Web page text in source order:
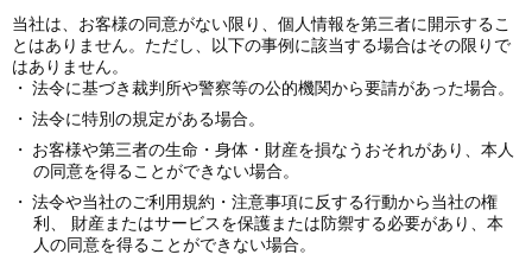
当社は、お客様の同意がない限り、個人情報を第三者に開示するこ
とはありません。ただし、以下の事例に該当する場合はその限りで
はありません。
法令に基づき裁判所や警察等の公的機関から要請があった場合。
法令に特別の規定がある場合。
お客様や第三者の生命・身体・財産を損なうおそれがあり、本人
の同意を得ることができない場合。
法令や当社のご利用規約・注意事項に反する行動から当社の権
利、 財産またはサービスを保護または防禦する必要があり、本
人の同意を得ることができない場合。